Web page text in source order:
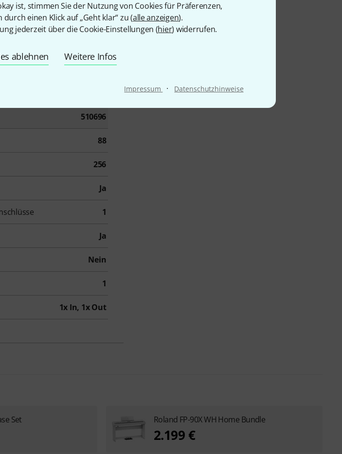
ist, stimmen Sie der Nutzung von Cookies für Präferenzen,
einen Klick auf „Geht klar“ zu (alle anzeigen).
jederzeit über die Cookie-Einstellungen (hier) widerrufen.
ablehnen Weitere Infos
Impressum · Datenschutzhinweise
510696
88
256
Ja
1
Ja
Nein
1
1x In, 1x Out
Set Roland FP-90X WH Home Bundle
2.199 €